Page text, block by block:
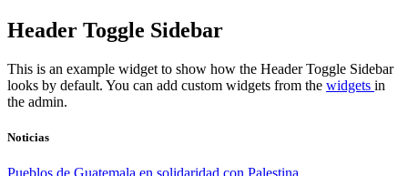
Skip
to
Header Toggle Sidebar
This is an example widget to show how the Header Toggle Sidebar
looks by default. You can add custom widgets from the widgets in
the admin.
Noticias